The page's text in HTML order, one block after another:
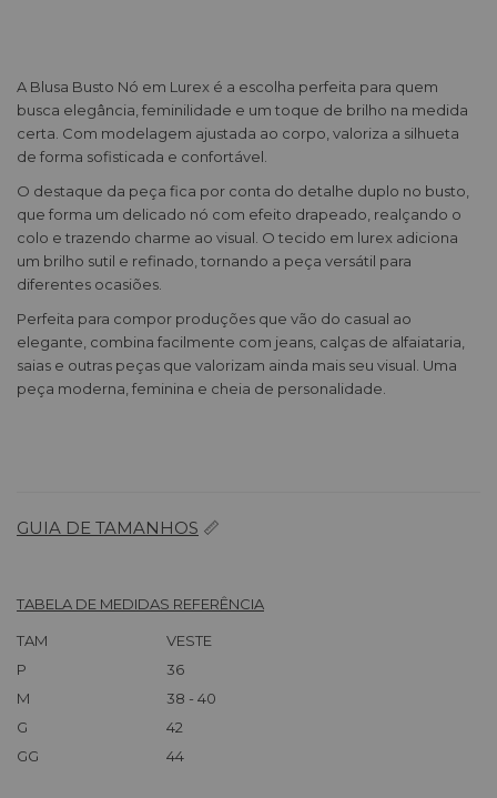
A Blusa Busto Nó em Lurex é a escolha perfeita para quem
busca elegância, feminilidade e um toque de brilho na medida
certa. Com modelagem ajustada ao corpo, valoriza a silhueta
de forma sofisticada e confortável.
O destaque da peça fica por conta do detalhe duplo no busto,
que forma um delicado nó com efeito drapeado, realçando o
colo e trazendo charme ao visual. O tecido em lurex adiciona
um brilho sutil e refinado, tornando a peça versátil para
diferentes ocasiões.
Perfeita para compor produções que vão do casual ao
elegante, combina facilmente com jeans, calças de alfaiataria,
saias e outras peças que valorizam ainda mais seu visual. Uma
peça moderna, feminina e cheia de personalidade.
GUIA DE TAMANHOS 📏
TABELA DE MEDIDAS REFERÊNCIA
TAM
VESTE
P
36
M
38 - 40
G
42
GG
44